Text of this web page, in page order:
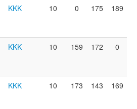
KKK 10 0 175 189
KKK 10 159 172 0
KKK 10 173 143 169